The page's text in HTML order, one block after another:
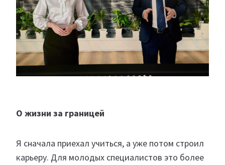
О жизни за границей
Я сначала приехал учиться, а уже потом строил
карьеру. Для молодых специалистов это более